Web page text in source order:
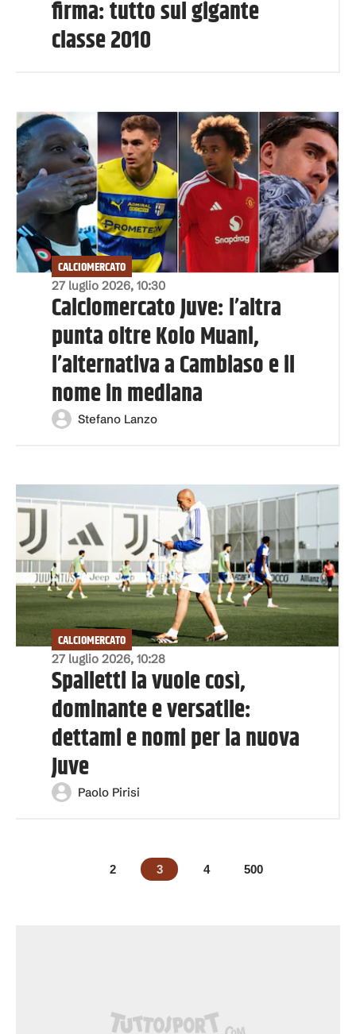
firma: tutto sul gigante
classe 2010
27 luglio 2026, 10:30
CALCIOMERCATO
Calciomercato Juve: l’altra
punta oltre Kolo Muani,
l’alternativa a Cambiaso e il
nome in mediana
Stefano Lanzo
27 luglio 2026, 10:28
CALCIOMERCATO
Spalletti la vuole così,
dominante e versatile:
dettami e nomi per la nuova
Juve
Paolo Pirisi
2 3 4 500